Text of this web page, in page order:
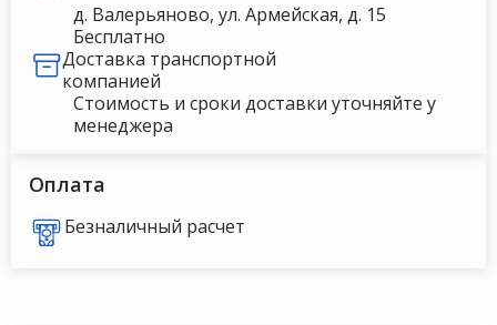
д. Валерьяново, ул. Армейская, д. 15
Бесплатно
Доставка транспортной
компанией
Стоимость и сроки доставки уточняйте у
менеджера
Оплата
Безналичный расчет